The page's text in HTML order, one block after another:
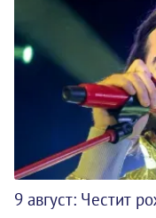
9 август: Честит